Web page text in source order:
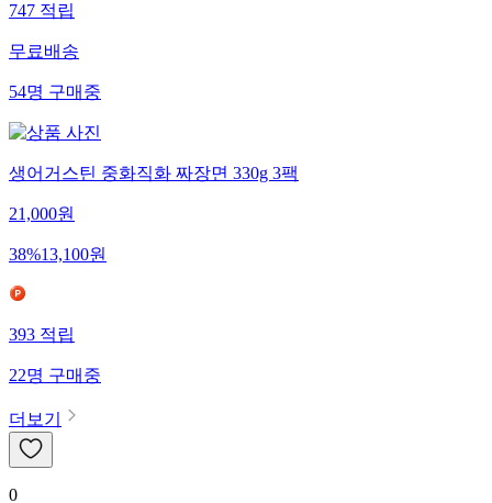
747적립
무료배송
54명구매중
생어거스틴 중화직화 짜장면 330g 3팩
21,000원
38%13,100원
393적립
22명구매중
더보기
0